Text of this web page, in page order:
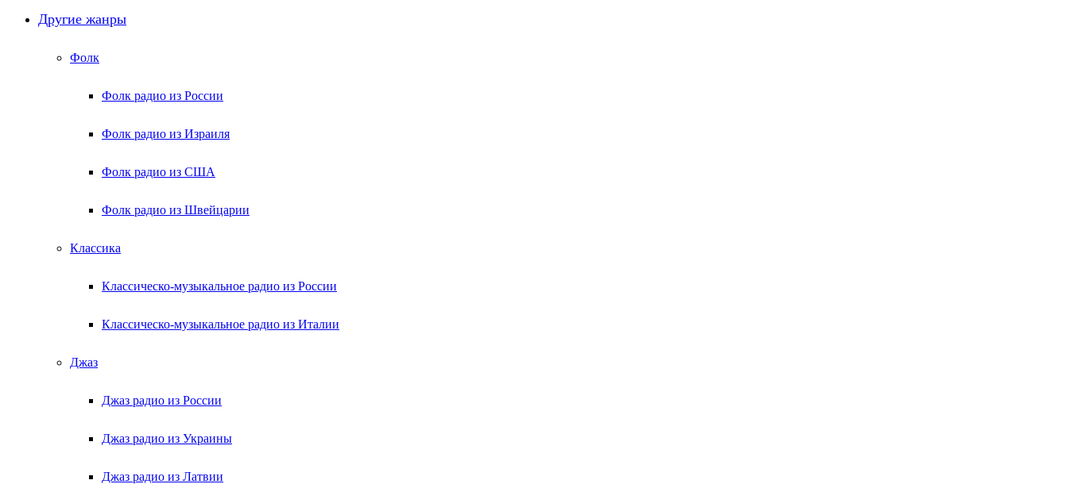
Другие жанры
Фолк
Фолк радио из России
Фолк радио из Израиля
Фолк радио из США
Фолк радио из Швейцарии
Классика
Классическо-музыкальное радио из России
Классическо-музыкальное радио из Италии
Джаз
Джаз радио из России
Джаз радио из Украины
Джаз радио из Латвии